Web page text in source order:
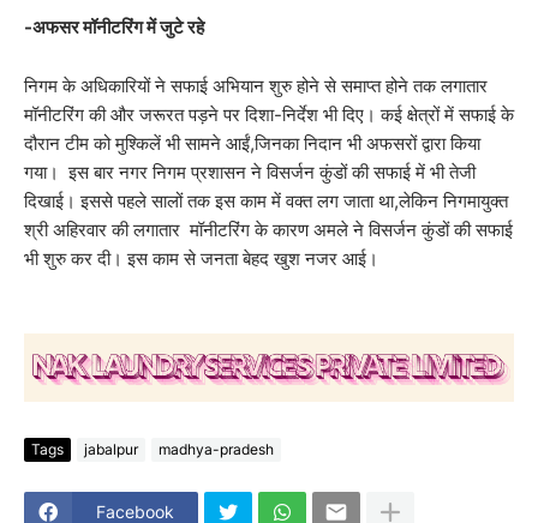
-अफसर मॉनीटरिंग में जुटे रहे
निगम के अधिकारियों ने सफाई अभियान शुरु होने से समाप्त होने तक लगातार
मॉनीटरिंग की और जरूरत पड़ने पर दिशा-निर्देश भी दिए। कई क्षेत्रों में सफाई के
दौरान टीम को मुश्किलें भी सामने आईं,जिनका निदान भी अफसरों द्वारा किया
गया। इस बार नगर निगम प्रशासन ने विसर्जन कुंडों की सफाई में भी तेजी
दिखाई। इससे पहले सालों तक इस काम में वक्त लग जाता था,लेकिन निगमायुक्त
श्री अहिरवार की लगातार मॉनीटरिंग के कारण अमले ने विसर्जन कुंडों की सफाई
भी शुरु कर दी। इस काम से जनता बेहद खुश नजर आई।
Tags jabalpur madhya-pradesh
Facebook